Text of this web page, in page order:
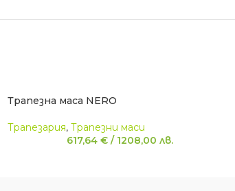
Трапезна маса NERO
Трапезария, Трапезни маси
617,64 € / 1208,00 лв.